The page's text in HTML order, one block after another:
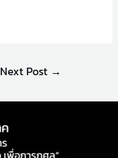
Next Post →